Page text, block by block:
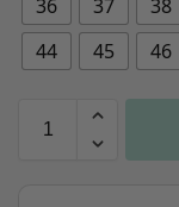
36 37 38
44
45 46